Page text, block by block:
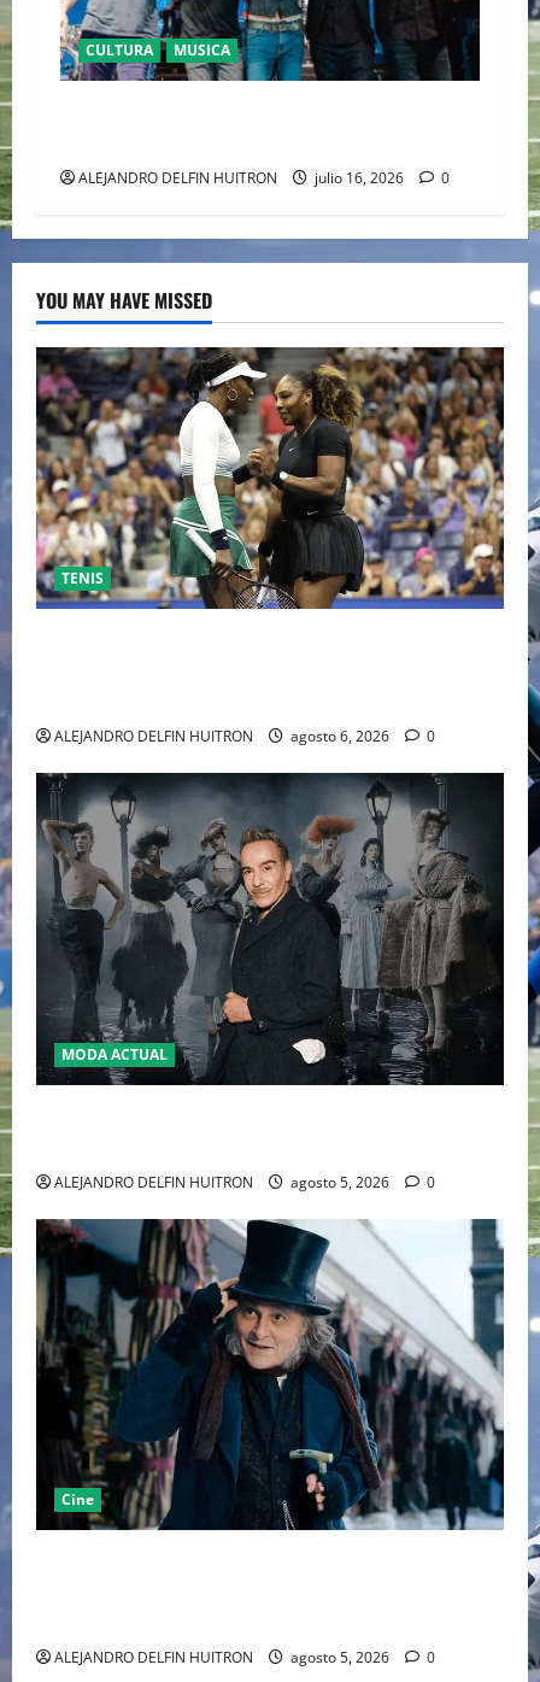
CULTURA MUSICA
ALEJANDRO DELFIN HUITRON julio 16, 2026 0
YOU MAY HAVE MISSED
TENIS
ALEJANDRO DELFIN HUITRON agosto 6, 2026 0
MODA ACTUAL
ALEJANDRO DELFIN HUITRON agosto 5, 2026 0
Cine
ALEJANDRO DELFIN HUITRON agosto 5, 2026 0